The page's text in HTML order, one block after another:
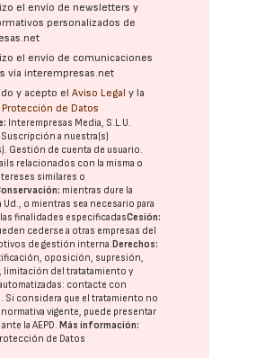
el envío de newsletters y
personalizados de
el envío de comunicaciones
vía interempresas.net
y acepto elAviso Legal y la
de Datos
Interempresas Media, S.L.U.
Suscripción a nuestra(s)
Gestión de cuenta de usuario.
relacionados con la misma o
similares o
mientras dure la
o mientras sea necesario para
las finalidades especificadasCesión:
cederse a otras empresas del
de gestión interna. Derechos:
oposición, supresión,
limitación del tratatamiento y
contacte con
. Si considera que el tratamiento no
normativa vigente, puede presentar
ante laAEPD. Más información:
de Datos